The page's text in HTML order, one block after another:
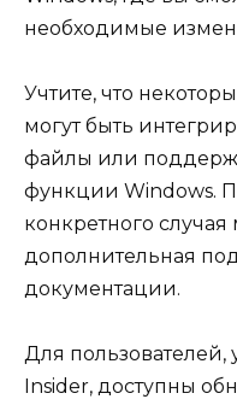
необходимые
Учтите, что
могут быть
файлы или
функции Windows.
конкретного случая
дополнительная
документации.
Для
Insider, доступны